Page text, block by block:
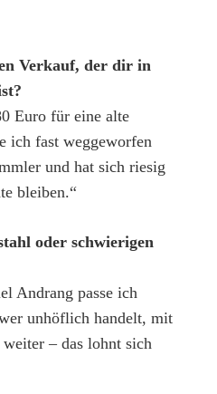
Verkauf, der dir in
Euro für eine alte
ich fast weggeworfen
und hat sich riesig
bleiben.“
oder schwierigen
Andrang passe ich
unhöflich handelt, mit
– das lohnt sich